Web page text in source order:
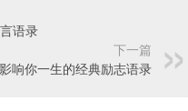
语录
下一篇
影响你一生的经典励志语录